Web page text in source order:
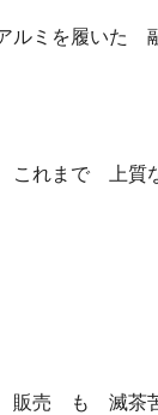
ルミを履いた
これまで 上質
販売 も 滅茶